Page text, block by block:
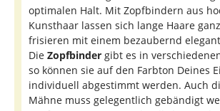
optimalen Halt. Mit Zopfbindern aus
Kunsthaar lassen sich lange Haare
frisieren mit einem bezaubernd
Die Zopfbinder gibt es in
so können sie auf den Farbton Deines
individuell abgestimmt werden. Auch
Mähne muss gelegentlich gebändigt